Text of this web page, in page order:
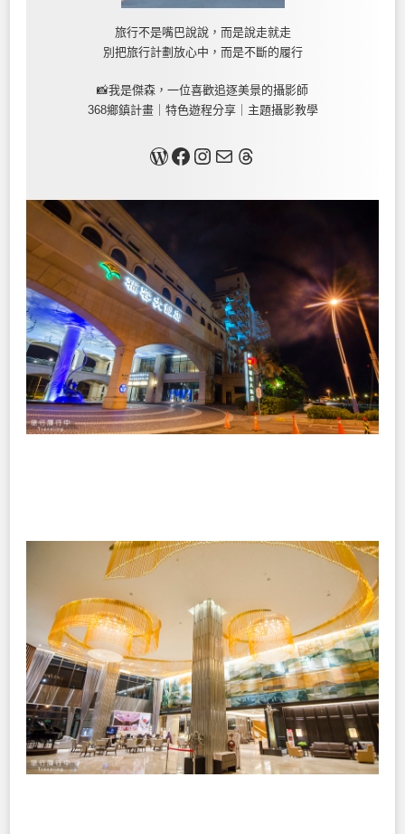
旅行不是嘴巴說說，而是說走就走
別把旅行計劃放心中，而是不斷的履行
📸我是傑森，一位喜歡追逐美景的攝影師
368鄉鎮計畫｜特色遊程分享｜主題攝影教學
關於我Facebook InstagramMail Threads